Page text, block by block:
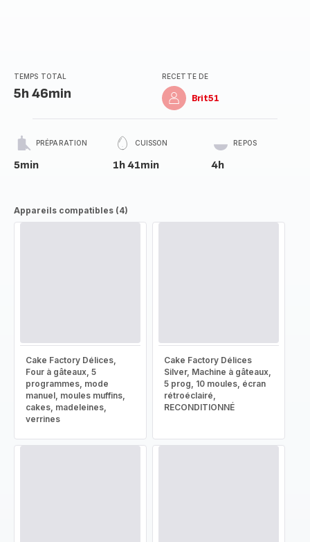
TEMPS TOTAL
5h 46min
RECETTE DE
Brit51
PRÉPARATION
5min
CUISSON
1h 41min
REPOS
4h
Appareils compatibles (4)
Cake Factory Délices,
Four à gâteaux, 5
programmes, mode
manuel, moules muffins,
cakes, madeleines,
verrines
Cake Factory Délices
Silver, Machine à gâteaux,
5 prog, 10 moules, écran
rétroéclairé,
RECONDITIONNÉ